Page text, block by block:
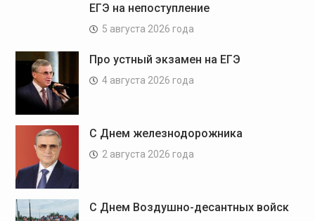
ЕГЭ на непоступление
5 августа 2026 года
Про устный экзамен на ЕГЭ
4 августа 2026 года
С Днем железнодорожника
2 августа 2026 года
С Днем Воздушно-десантных войск